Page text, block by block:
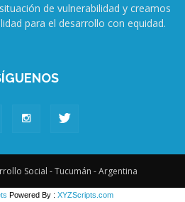
de vulnerabilidad y creamos
para el desarrollo con equidad.
Social - Tucumán - Argentina
Powered By : XYZScripts.com